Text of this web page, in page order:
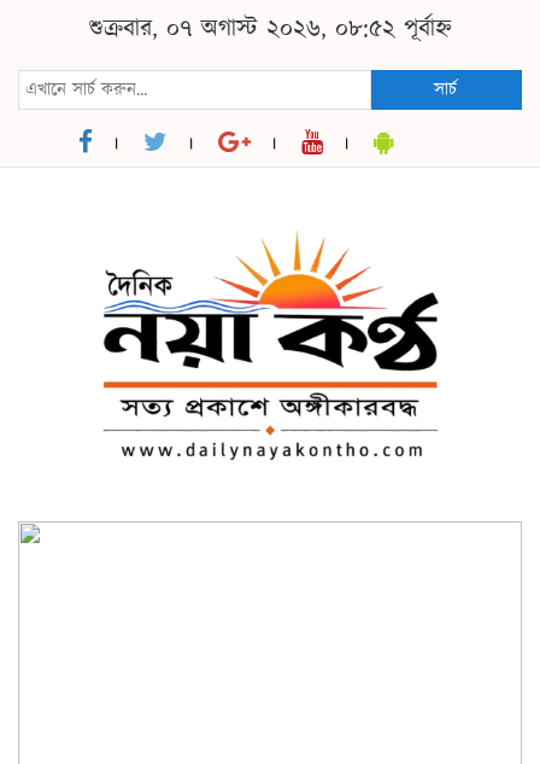
শুক্রবার, ০৭ অগাস্ট ২০২৬, ০৮:৫২ পূর্বাহ্ন
সার্চ